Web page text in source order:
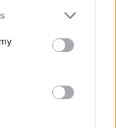
attività, sta
prodotto c’è in
sembra stare al
10% e il 15% in
gli italiani